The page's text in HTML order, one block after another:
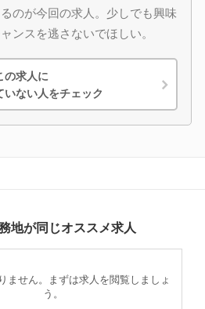
のが今回の求人。少しでも興味
ンスを逃さないでほしい。
の求人に
いない人をチェック
地が同じオススメ求人
ません。まずは求人を閲覧しましょ
う。